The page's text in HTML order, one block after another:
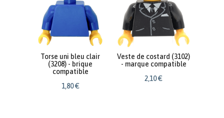
Torse uni bleu clair
(3208) - brique
compatible
1,80 €
Veste de costard (3102)
- marque compatible
2,10€